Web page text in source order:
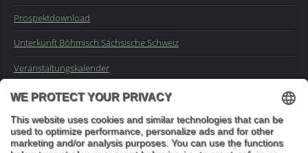
Prospektdownload
Unterkunft Böhmisch Sächsische Schweiz
Veranstaltungskalender
Impressum